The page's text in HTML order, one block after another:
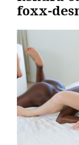
foxx-